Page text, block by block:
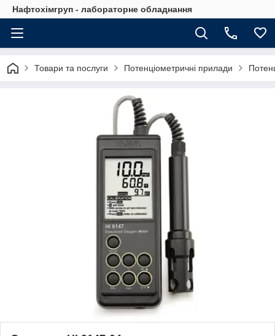
Нафтохімгруп - лабораторне обладнання
Товари та послуги Потенціометричні прилади